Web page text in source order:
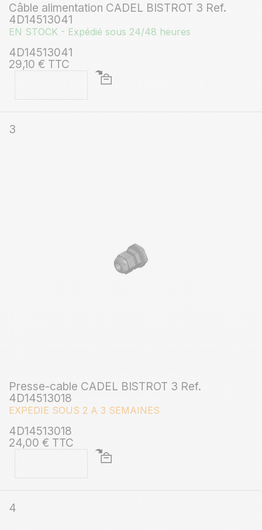
Câble alimentation CADEL BISTROT 3 Ref.
4D14513041
EN STOCK - Expédié sous 24/48 heures
4D14513041
29,10 € TTC
3
Presse-cable CADEL BISTROT 3 Ref.
4D14513018
EXPEDIE SOUS 2 A 3 SEMAINES
4D14513018
24,00 € TTC
4